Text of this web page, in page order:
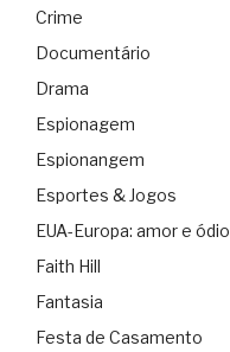
Crime
Documentário
Drama
Espionagem
Espionangem
Esportes & Jogos
EUA-Europa: amor e ódio
Faith Hill
Fantasia
Festa de Casamento